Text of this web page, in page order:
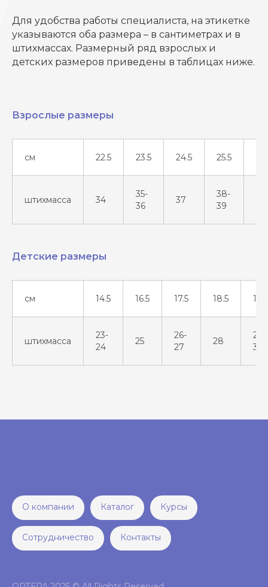
Для удобства работы специалиста, на этикетке
указываются оба размера – в сантиметрах и в
штихмассах. Размерный ряд взрослых и
детских размеров приведены в таблицах ниже.
Взрослые размеры
см 22.5 23.5 24.5 25.5
штихмасса 34
35-
36
37
38-
39
Детские размеры
см 14.5 16.5 17.5 18.5 19.5
штихмасса
23-
24
25
26-
27
28
29-
30
О компании Каталог Курсы
Сотрудничество Контакты